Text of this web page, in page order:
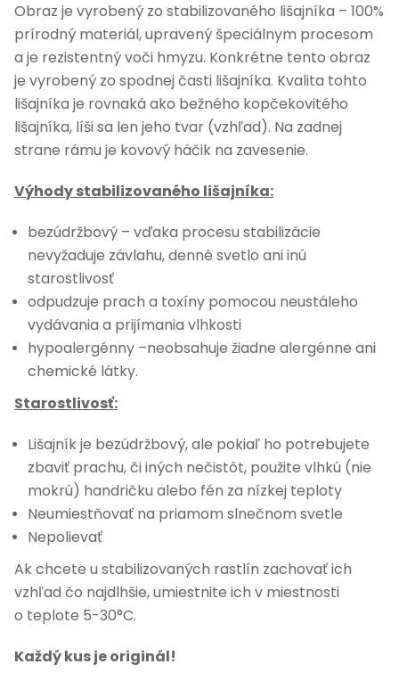
Obraz je vyrobený zo stabilizovaného lišajníka – 100%
prírodný materiál, upravený špeciálnym procesom
a je rezistentný voči hmyzu. Konkrétne tento obraz
je vyrobený zo spodnej časti lišajníka. Kvalita tohto
lišajníka je rovnaká ako bežného kopčekovitého
lišajníka, líši sa len jeho tvar (vzhľad). Na zadnej
strane rámu je kovový háčik na zavesenie.
Výhody stabilizovaného lišajníka:
bezúdržbový – vďaka procesu stabilizácie
nevyžaduje závlahu, denné svetlo ani inú
starostlivosť
odpudzuje prach a toxíny pomocou neustáleho
vydávania a prijímania vlhkosti
hypoalergénny –neobsahuje žiadne alergénne ani
chemické látky.
Starostlivosť:
Lišajník je bezúdržbový, ale pokiaľ ho potrebujete
zbaviť prachu, či iných nečistôt, použite vlhkú (nie
mokrú) handričku alebo fén za nízkej teploty
Neumiestňovať na priamom slnečnom svetle
Nepolievať
Ak chcete u stabilizovaných rastlín zachovať ich
vzhľad čo najdlhšie, umiestnite ich v miestnosti
o teplote 5-30°C.
Každý kus je originál!